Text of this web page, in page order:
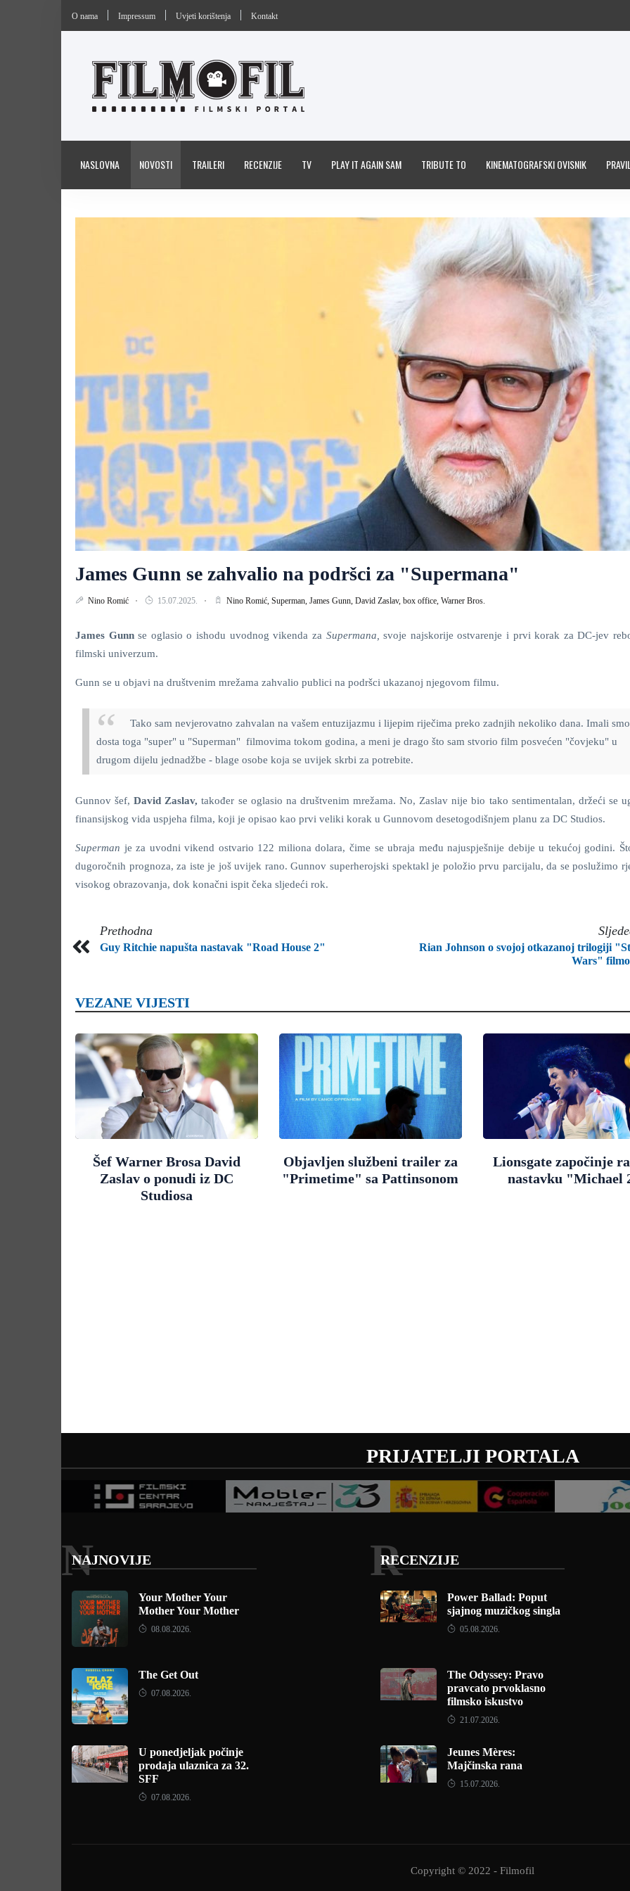
O nama Impressum Uvjeti korištenja Kontakt
NASLOVNA NOVOSTI TRAILERI RECENZIJE TV PLAY IT AGAIN SAM TRIBUTE TO KINEMATOGRAFSKI OVISNIK
James Gunn se zahvalio na podršci za "Supermana"
Nino Romić 15.07.2025. Nino Romić, Superman, James Gunn, David Zaslav, box office, Warner Bros.
James Gunnse oglasio o ishodu uvodnog vikenda za Supermana,svoje najskorije ostvarenje i prvi korak za DC-jev
filmski univerzum.
Gunn se u objavi na društvenim mrežama zahvalio publici na podršci ukazanoj njegovom filmu.
Tako sam nevjerovatno zahvalan na vašem entuzijazmu i lijepim riječima preko zadnjih nekoliko dana. Imali smo
dosta toga "super" u "Superman" filmovima tokom godina, a meni je drago što sam stvorio film posvećen "čovjeku" u
drugom dijelu jednadžbe - blage osobe koja se uvijek skrbi za potrebite.
Gunnov šef,David Zaslav,također se oglasio na društvenim mrežama. No, Zaslav nije bio tako sentimentalan, držeći se
finansijskog vida uspjeha filma, koji je opisao kao prvi veliki korak u Gunnovom desetogodišnjem planu za DC Studios.
Superman je za uvodni vikend ostvario 122 miliona dolara, čime se ubraja među najuspješnije debije u tekućoj godini.
dugoročnih prognoza, za iste je još uvijek rano. Gunnov superherojski spektakl je položio prvu parcijalu, da se poslužimo
visokog obrazovanja, dok konačni ispit čeka sljedeći rok.
Prethodna
Guy Ritchie napušta nastavak "Road House 2"
Rian Johnson o svojoj otkazanoj trilogiji
Wars"
VEZANE VIJESTI
Šef Warner Brosa David
Zaslav o ponudi iz DC
Studiosa
Objavljen službeni trailer za
"Primetime" sa Pattinsonom
Lionsgate započinje
nastavku "Michael
PRIJATELJI PORTALA
NAJNOVIJE
N
Your Mother Your
Mother Your Mother
08.08.2026.
The Get Out
07.08.2026.
U ponedjeljak počinje
prodaja ulaznica za 32.
SFF
07.08.2026.
RECENZIJE
R
Power Ballad: Poput
sjajnog muzičkog singla
05.08.2026.
The Odyssey: Pravo
pravcato prvoklasno
filmsko iskustvo
21.07.2026.
Jeunes Mères:
Majčinska rana
15.07.2026.
Copyright © 2022 - Filmofil